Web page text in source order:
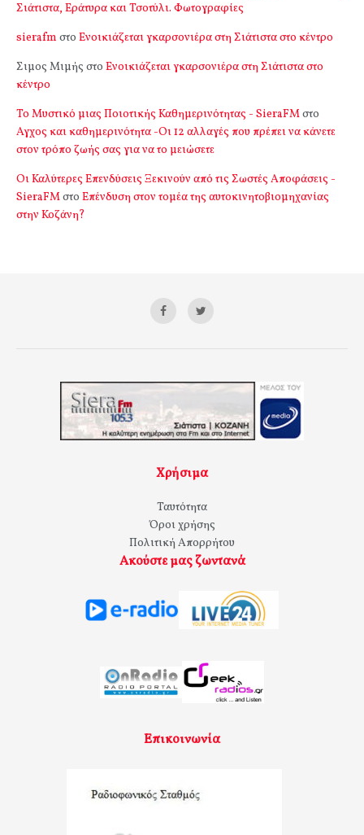
Σιάτιστα, Εράτυρα και Τσοτύλι. Φωτογραφίες
sierafm στο Ενοικιάζεται γκαρσονιέρα στη Σιάτιστα στο κέντρο
Σιμος Μιμής στο Ενοικιάζεται γκαρσονιέρα στη Σιάτιστα στο
κέντρο
Το Μυστικό μιας Ποιοτικής Καθημερινότητας - SieraFMστο
Αγχος και καθημερινότητα -Οι 12 αλλαγές που πρέπει να κάνετε
στον τρόπο ζωής σας για να το μειώσετε
Οι Καλύτερες Επενδύσεις Ξεκινούν από τις Σωστές Αποφάσεις -
SieraFMστο Επένδυση στον τομέα της αυτοκινητοβιομηχανίας
στην Κοζάνη?
Χρήσιμα
Ταυτότητα
Όροι χρήσης
Πολιτική Απορρήτου
Ακούστε μας ζωντανά
Επικοινωνία